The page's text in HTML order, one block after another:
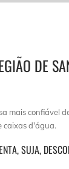
DE
mais confiável
caixas d'água.
SUJA,